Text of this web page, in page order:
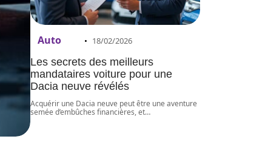
Auto 18/02/2026
Les secrets des meilleurs
mandataires voiture pour une
Dacia neuve révélés
Acquérir une Dacia neuve peut être une aventure
semée d’embûches financières, et…